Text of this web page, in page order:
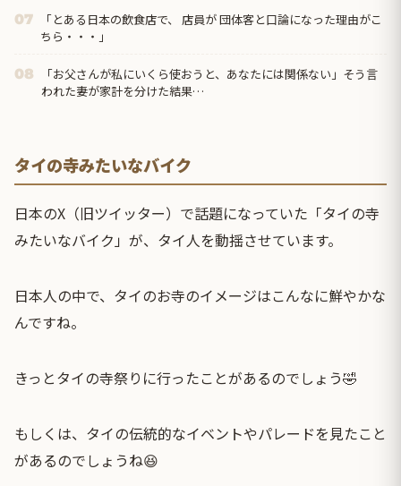
07
「とある日本の飲食店で、 店員が 団体客と口論になった理由がこ
ちら・・・」
08
「お父さんが私にいくら使おうと、あなたには関係ない」そう言
われた妻が家計を分けた結果…
タイの寺みたいなバイク
日本のX（旧ツイッター）で話題になっていた「タイの寺
みたいなバイク」が、タイ人を動揺させています。
日本人の中で、タイのお寺のイメージはこんなに鮮やかな
んですね。
きっとタイの寺祭りに行ったことがあるのでしょう🤣
もしくは、タイの伝統的なイベントやパレードを見たこと
があるのでしょうね😆